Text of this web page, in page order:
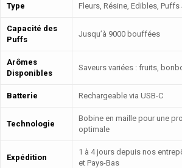
Type Fleurs, Résine, Edibles,
Capacité des
Puffs
Jusqu’à 9000 bouffées
Arômes
Disponibles
Saveurs variées : fruits,
Batterie Rechargeable via USB-C
Technologie
Bobine en maille pour une
optimale
Expédition
1 à 4 jours depuis nos
et Pays-Bas